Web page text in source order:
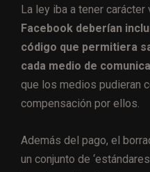
La ley iba a tener carácter
Facebook deberían
código que permitiera
cada medio de
que los medios pudieran
compensación por ellos.
Además del pago, el
un conjunto de